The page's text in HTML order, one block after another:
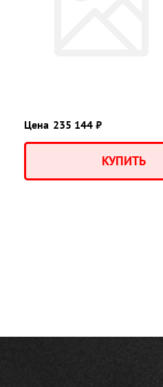
Цена 235 144 ₽
КУПИТЬ